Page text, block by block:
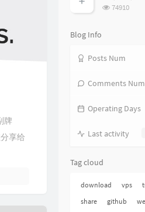
牌
享给
数:
浏
74910
Blog Info
Posts Num
Comments Num
Operating Days
Last activity
Tag cloud
download vps
share
github